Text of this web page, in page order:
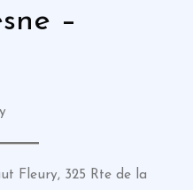
–
Fleury, 325 Rte de la